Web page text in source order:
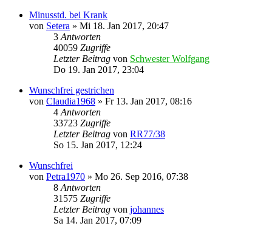
Minusstd. bei Krank
von Setera » Mi 18. Jan 2017, 20:47
3 Antworten
40059 Zugriffe
Letzter Beitrag von Schwester Wolfgang
Do 19. Jan 2017, 23:04
Wunschfrei gestrichen
von Claudia1968 » Fr 13. Jan 2017, 08:16
4 Antworten
33723 Zugriffe
Letzter Beitrag von RR77/38
So 15. Jan 2017, 12:24
Wunschfrei
von Petra1970 » Mo 26. Sep 2016, 07:38
8 Antworten
31575 Zugriffe
Letzter Beitrag von johannes
Sa 14. Jan 2017, 07:09